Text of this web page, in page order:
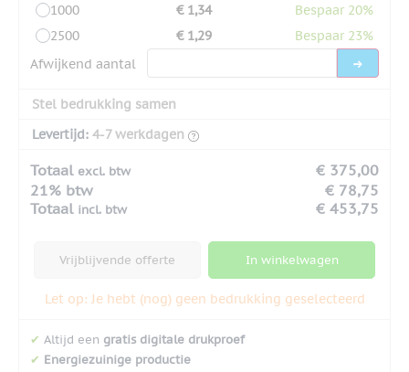
1000
€ 1,34
Bespaar 20%
2500
€ 1,29
Bespaar 23%
Afwijkend aantal
Stel bedrukking samen
Levertijd: 4-7 werkdagen
Totaal excl. btw
€ 375,00
21% btw
€ 78,75
Totaal incl. btw € 453,75
Vrijblijvende offerte In winkelwagen
Let op: Je hebt (nog) geen bedrukking geselecteerd
✔ Altijd een gratis digitale drukproef
✔ Energiezuinige productie